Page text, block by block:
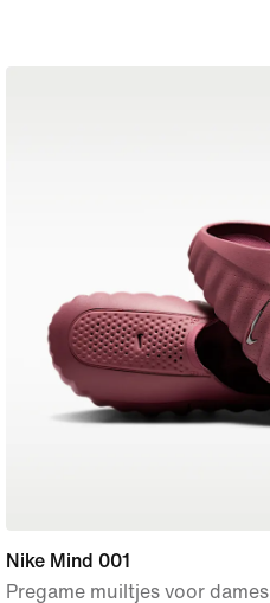
Nike Mind 001
Pregame muiltjes voor dames